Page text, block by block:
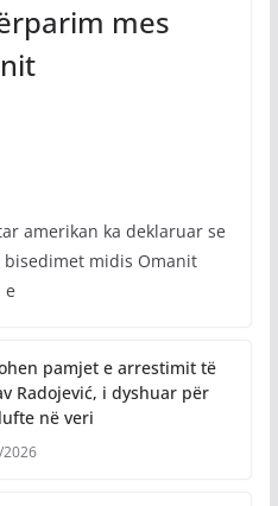
mes
amerikan ka deklaruar se
midis Omanit
e
pamjet e arrestimit të
Radojević, i dyshuar për
në veri